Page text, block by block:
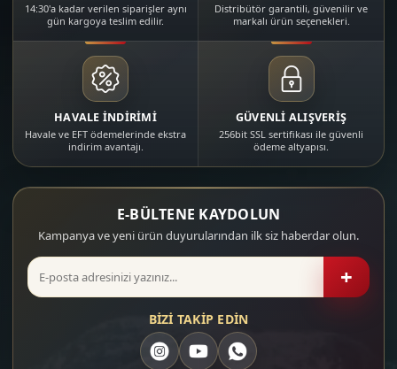
14:30'a kadar verilen siparişler aynı
gün kargoya teslim edilir.
Distribütör garantili, güvenilir ve
markalı ürün seçenekleri.
HAVALE İNDİRİMİ
Havale ve EFT ödemelerinde ekstra
indirim avantajı.
GÜVENLİ ALIŞVERİŞ
256bit SSL sertifikası ile güvenli
ödeme altyapısı.
E-BÜLTENE KAYDOLUN
Kampanya ve yeni ürün duyurularından ilk siz haberdar olun.
+
BİZİ TAKİP EDİN